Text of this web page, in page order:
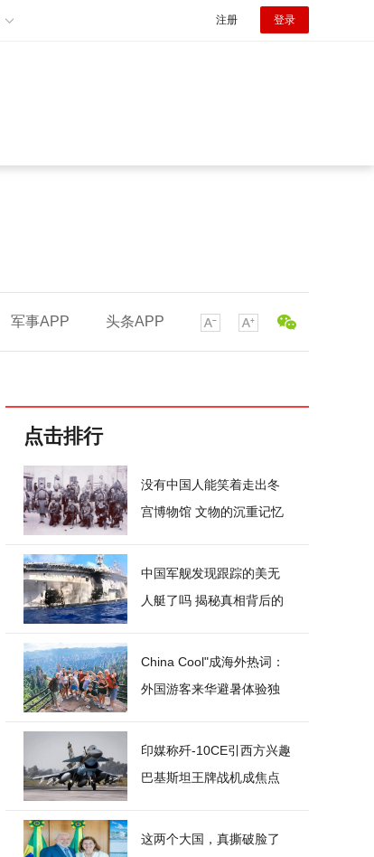
注册 登录
军事APP 头条APP
点击排行
没有中国人能笑着走出冬
宫博物馆 文物的沉重记忆
中国军舰发现跟踪的美无
人艇了吗 揭秘真相背后的
China Cool"成海外热词：
外国游客来华避暑体验独
印媒称歼-10CE引西方兴趣
巴基斯坦王牌战机成焦点
这两个大国，真撕破脸了